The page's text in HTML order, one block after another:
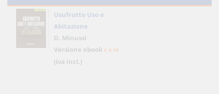
Usufrutto Uso e
Abitazione
D. Minussi
Versione ebook € 4,19
(iva incl.)